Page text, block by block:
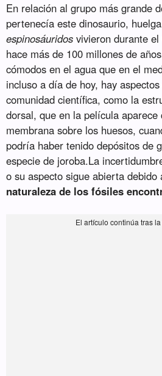
En relación al grupo más grande
pertenecía este dinosaurio,
espinosáuridos vivieron durante
hace más de 100 millones de
cómodos en el agua que en el
incluso a día de hoy, hay
comunidad científica, como la
dorsal, que en la película aparece
membrana sobre los huesos,
podría haber tenido depósitos de
especie de joroba.La
o su aspecto sigue abierta
naturaleza de los fósiles